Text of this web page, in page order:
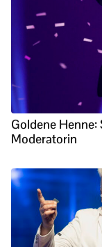
Goldene
Moderatorin